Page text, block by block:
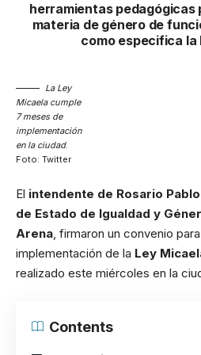
herramientas pedagógicas
materia de género de
como especifica la
La Ley
Micaela cumple
7 meses de
implementación
en la ciudad.
Foto: Twitter
El intendente de Rosario
de Estado de Igualdad y
Arena, firmaron un convenio
implementación de la Ley
realizado este miércoles en la
Contents